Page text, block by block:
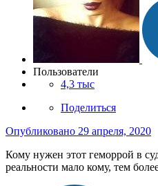
Пользователи
4,3 тыс
Поделиться
Опубликовано 29 апреля, 2020
Кому нужен этот геморрой в
реальности мало кому, тем